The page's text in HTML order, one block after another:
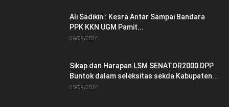
Ali Sadikin : Kesra Antar Sampai Bandara
PPK KKN UGM Pamit...
06/08/2026
Sikap dan Harapan LSM SENATOR2000 DPP
Buntok dalam seleksitas sekda Kabupaten...
05/08/2026